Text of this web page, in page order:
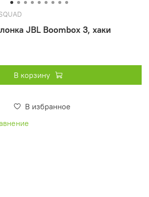
JBL Boombox 3, хаки
В избранное
В корзину